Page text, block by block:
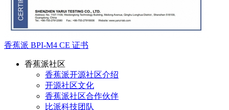
香蕉派 BPI-M4 CE 证书
香蕉派社区
香蕉派开源社区介绍
开源社区文化
香蕉派社区合作伙伴
比派科技团队